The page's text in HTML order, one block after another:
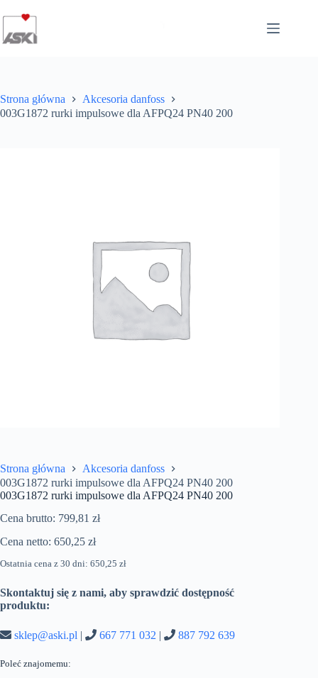
do
treści
Strona główna
Akcesoria danfoss
003G1872 rurki impulsowe dla AFPQ24 PN40 200
Strona główna
Akcesoria danfoss
003G1872 rurki impulsowe dla AFPQ24 PN40 200
003G1872 rurki impulsowe dla AFPQ24 PN40 200
Cena brutto: 799,81 zł
Cena netto: 650,25 zł
Ostatnia cena z 30 dni: 650,25 zł
Skontaktuj się z nami, aby sprawdzić dostępność
produktu:
sklep@aski.pl | 667 771 032 | 887 792 639
Poleć znajomemu: